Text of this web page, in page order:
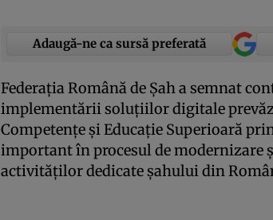
Adaugă-ne ca sursă preferată
Federația Română de Șah a semnat
implementării soluțiilor digitale
Competențe și Educație Superioară
important în procesul de modernizare
activităților dedicate șahului din